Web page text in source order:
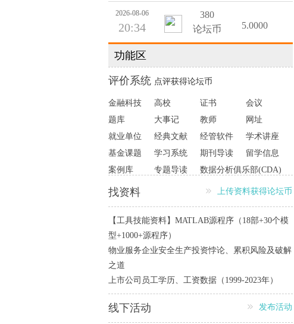
2026-08-06
20:34
380
论坛币
5.0000
2026-08-06
20:20
论坛币
2.0000
19:39
380
0.6000
2026-08-06
19:39
380
论坛币
0.6000
功能区
评价系统 点评获得论坛币
金融科技 高校 证书
会议
题库
大事记 教师
网址
就业单位
经典文献 经管软件
学术讲座
基金课题
学习系统 期刊导读
留学信息
案例库
专题导读 数据分析俱乐部(CDA)
找资料 上传资料获得论坛币
【工具技能资料】MATLAB源程序（18部+30个模
型+1000+源程序）
物业服务企业安全生产投资悖论、 累积风险及破解
之道
上市公司员工学历、工资数据（1999-2023年）
线下活动 发布活动